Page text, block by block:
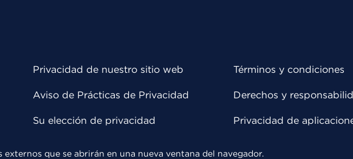
Privacidad de nuestro sitio web
Aviso de Prácticas de Privacidad
Su elección de privacidad
Términos y condiciones
Derechos y
Privacidad de
externos que se abrirán en una nueva ventana del navegador.